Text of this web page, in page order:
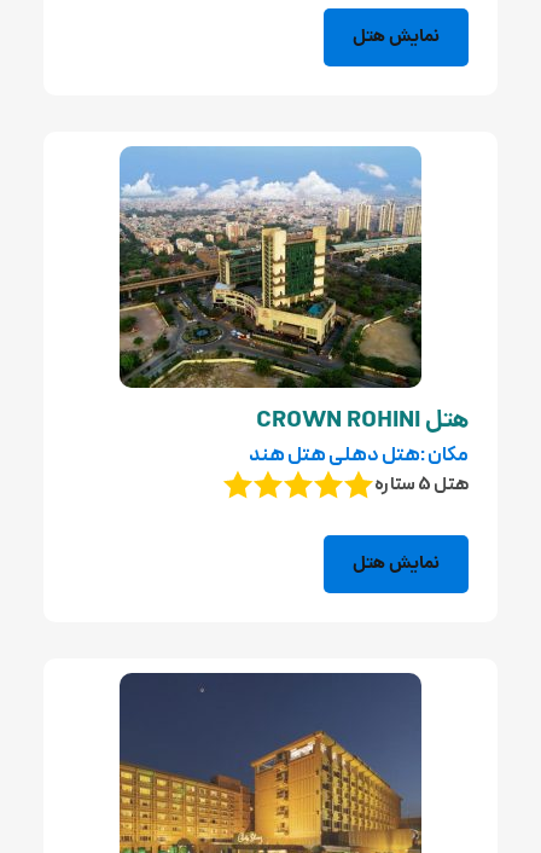
نمایش هتل
هتل CROWN ROHINI
مکان :هتل دهلی هتل هند
هتل 5 ستاره
نمایش هتل